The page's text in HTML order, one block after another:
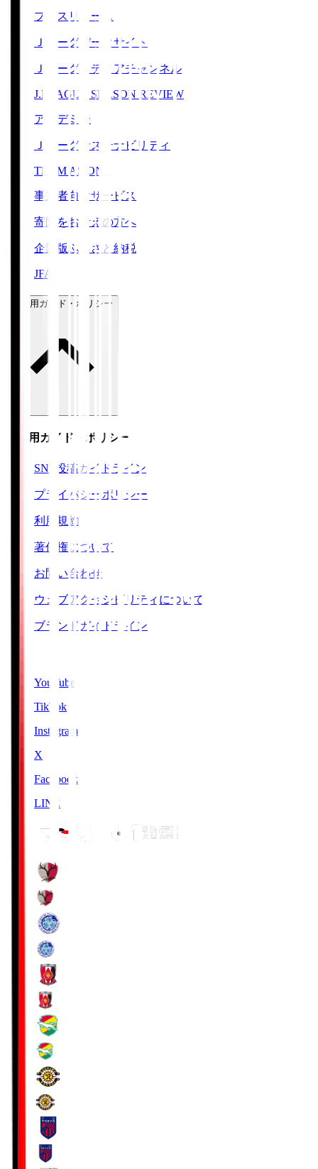
プレスリリース
Ｊリーグデータサイト
Ｊリーグメディアチャンネル
J.LEAGUE SEASON REVIEW
アカデミー
Ｊリーグサステナビリティ
TEAM AS ONE
事業者向けサービス
寄附をお考えの方へ
企業版ふるさと納税
JFA
ご利用ガイド・ポリシー
ご利用ガイド・ポリシー
SNS投稿ガイドライン
プライバシーポリシー
利用規約
著作権について
お問い合わせ
ウェブアクセシビリティについて
ブランドガイドライン
YouTube
TikTok
Instagram
X
Facebook
LINE